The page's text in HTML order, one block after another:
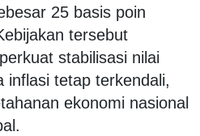
25 basis poin
tersebut
stabilisasi nilai
inflasi tetap terkendali,
ekonomi nasional